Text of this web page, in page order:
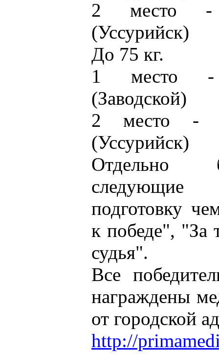
2 место -
(Уссурийск)
До 75 кг.
1 место -
(Заводской)
2 место -
(Уссурийск)
Отдельно
следующие
подготовку
к победе", "За
судья".
Все
награждены
от городской
http://